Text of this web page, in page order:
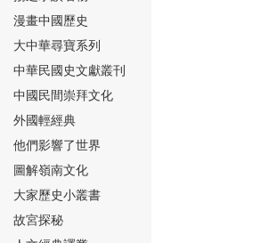
⑯
⑰
漫畫中國歷史
大中華尋寶系列
中華民國史文獻叢刊
中國民間崇拜文化
外國輕經典
他們影響了世界
圖解嶺南文化
大家歷史小叢書
故宮探秘